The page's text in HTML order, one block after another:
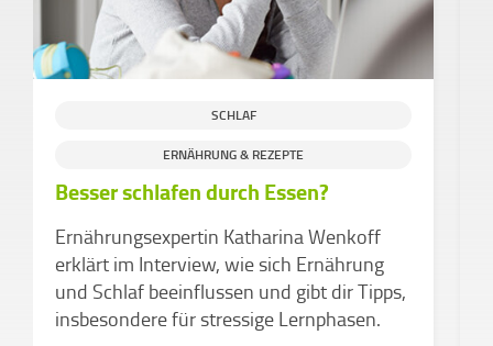
SCHLAF
ERNÄHRUNG & REZEPTE
Besser schlafen durch Essen?
Ernährungsexpertin Katharina Wenkoff
erklärt im Interview, wie sich Ernährung
und Schlaf beeinflussen und gibt dir Tipps,
insbesondere für stressige Lernphasen.